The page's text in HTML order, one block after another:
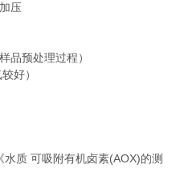
压
品预处理过程）
好）
质 可吸附有机卤素(AOX)的测